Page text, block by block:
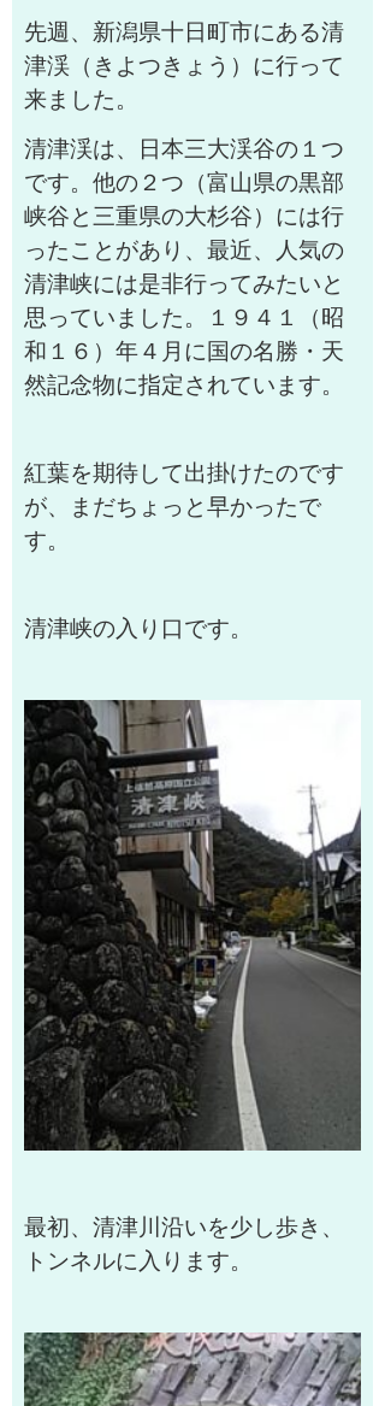
先週、新潟県十日町市にある清
津渓（きよつきょう）に行って
来ました。
清津渓は、日本三大渓谷の１つ
です。他の２つ（富山県の黒部
峡谷と三重県の大杉谷）には行
ったことがあり、最近、人気の
清津峡には是非行ってみたいと
思っていました。１９４１（昭
和１６）年４月に国の名勝・天
然記念物に指定されています。
紅葉を期待して出掛けたのです
が、まだちょっと早かったで
す。
清津峡の入り口です。
最初、清津川沿いを少し歩き、
トンネルに入ります。